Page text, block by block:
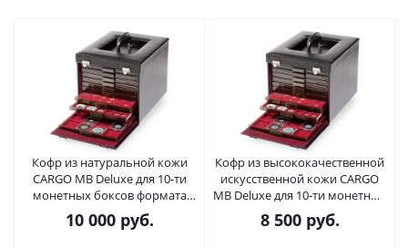
Кофр из натуральной кожи
CARGO MB Deluxe для 10-ти
монетных боксов формата
МВ. 337656
10 000руб.
Кофр из высококачественной
искусственной кожи CARGO
MB Deluxe для 10-ти монетных
боксов формата МВ.
Leuchtturm. 303239
8 500руб.